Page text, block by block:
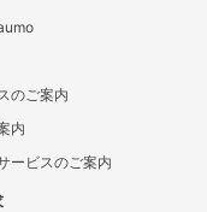
のご案内
内
ービスのご案内